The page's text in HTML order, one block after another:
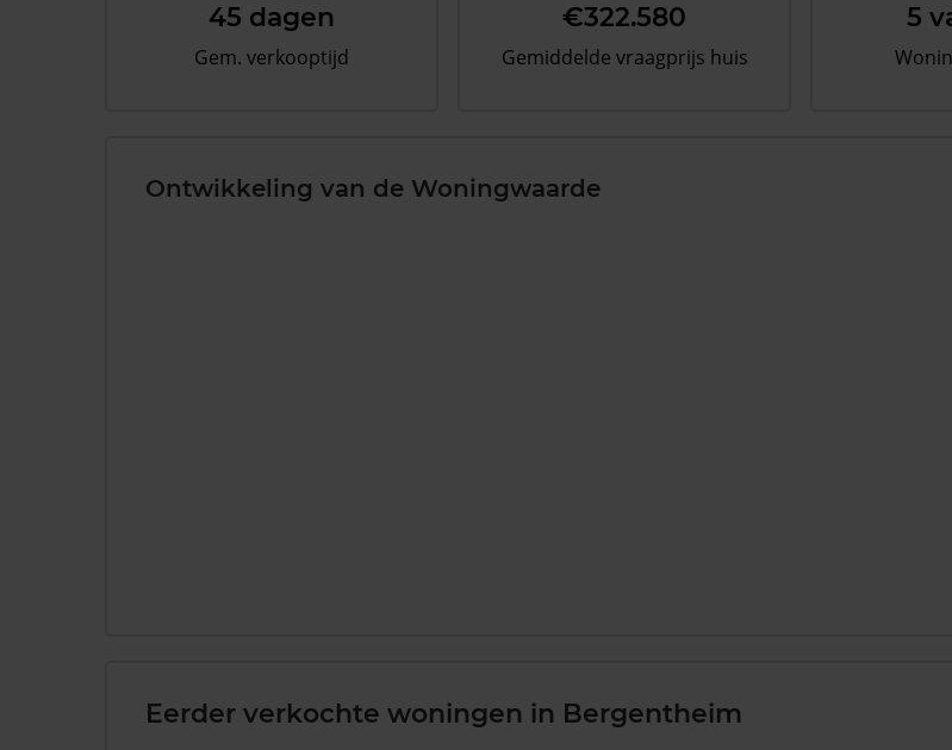
45 dagen
Gem. verkooptijd
€322.580
Gemiddelde vraagprijs huis
5
Ontwikkeling van de Woningwaarde
Eerder verkochte woningen in Bergentheim